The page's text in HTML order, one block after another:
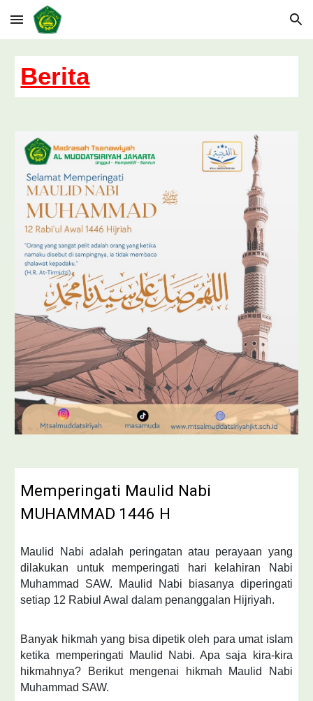
Skip to main content Skip to navigation
Berita
Memperingati Maulid Nabi
MUHAMMAD 1446 H
Maulid Nabi adalah peringatan atau perayaan yang
dilakukan untuk memperingati hari kelahiran Nabi
Muhammad SAW. Maulid Nabi biasanya diperingati
setiap 12 Rabiul Awal dalam penanggalan Hijriyah.
Banyak hikmah yang bisa dipetik oleh para umat islam
ketika memperingati Maulid Nabi. Apa saja kira-kira
hikmahnya? Berikut mengenai hikmah Maulid Nabi
Muhammad SAW.